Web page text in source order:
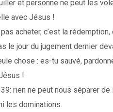
et personne ne peut les
avec Jésus !
acheter, c’est la
le jour du jugement dernier
chose : es-tu sauvé,
!
rien ne peut nous séparer de
les dominations.